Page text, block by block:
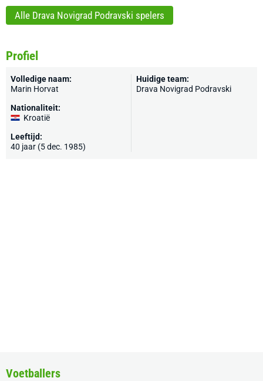
Alle Drava Novigrad Podravski spelers
Profiel
Volledige naam:
Marin Horvat
Nationaliteit:
Kroatië
Leeftijd:
40 jaar (5 dec. 1985)
Huidige team:
Drava Novigrad Podravski
Voetballers